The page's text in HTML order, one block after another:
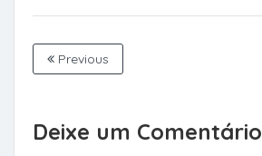
Previous
Deixe um Comentário